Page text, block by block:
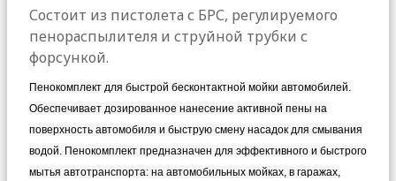
Состоит из пистолета с БРС, регулируемого
пенораспылителя и струйной трубки с
форсункой.
Пенокомплект для быстрой бесконтактной мойки автомобилей.
Обеспечивает дозированное нанесение активной пены на
поверхность автомобиля и быструю смену насадок для смывания
водой. Пенокомплект предназначен для эффективного и быстрого
мытья автотранспорта: на автомобильных мойках, в гаражах,